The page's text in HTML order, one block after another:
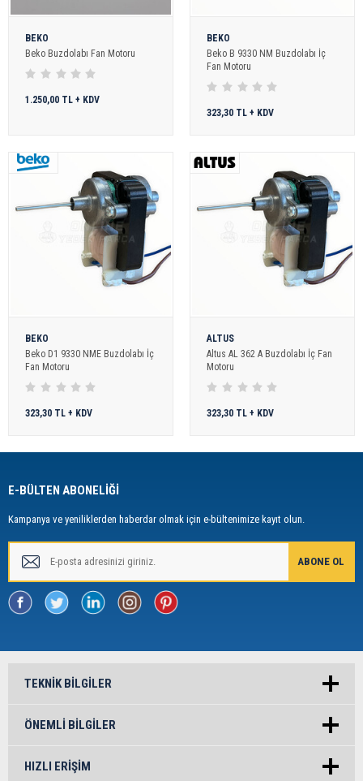
BEKO
Beko Buzdolabı Fan Motoru
1.250,00 TL + KDV
BEKO
Beko B 9330 NM Buzdolabı İç
Fan Motoru
323,30 TL + KDV
BEKO
Beko D1 9330 NME Buzdolabı İç
Fan Motoru
323,30 TL + KDV
ALTUS
Altus AL 362 A Buzdolabı İç Fan
Motoru
323,30 TL + KDV
E-BÜLTEN ABONELİĞİ
Kampanya ve yeniliklerden haberdar olmak için e-bültenimize kayıt olun.
TEKNIK BILGILER
ÖNEMLI BILGILER
HIZLI ERIŞIM